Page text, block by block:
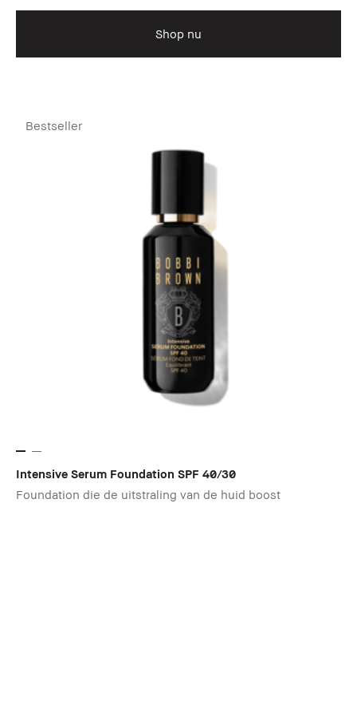
Shop nu
Bestseller
Intensive Serum Foundation SPF 40/30
Foundation die de uitstraling van de huid boost